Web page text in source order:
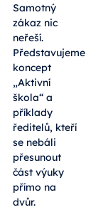
Samotný
zákaz nic
neřeší.
Představujeme
koncept
„Aktivní
škola“ a
příklady
ředitelů, kteří
se nebáli
přesunout
část výuky
přímo na
dvůr.